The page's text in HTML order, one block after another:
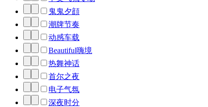
鬼鬼夕顔
潮牌节奏
动感车载
Beautiful嗨境
热舞神话
首尔之夜
电子气氛
深夜时分